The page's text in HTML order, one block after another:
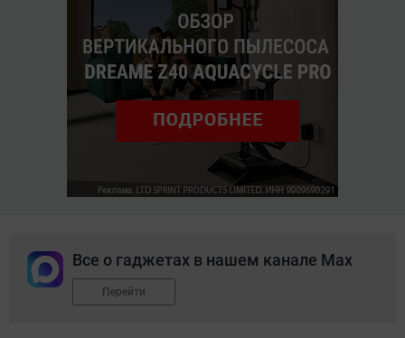
Все о гаджетах в нашем канале Max
Перейти